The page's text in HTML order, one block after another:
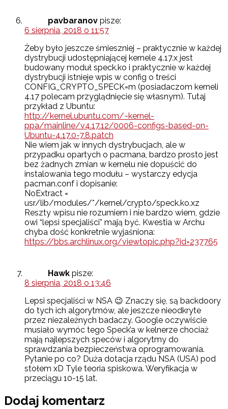
pavbaranov pisze:
6 sierpnia, 2018 o 11:57
Żeby było jeszcze śmieszniej – praktycznie w każdej
dystrybucji udostępniającej kernele 4.17.x jest
budowany moduł speck.ko i praktycznie w każdej
dystrybucji istnieje wpis w config o treści
CONFIG_CRYPTO_SPECK=m (posiadaczom kerneli
4.17 polecam przyglądnięcie się własnym). Tutaj
przykład z Ubuntu:
http://kernel.ubuntu.com/~kernel-
ppa/mainline/v4.17.12/0006-configs-based-on-
Ubuntu-4.17.0-7.8.patch
Nie wiem jak w innych dystrybucjach, ale w
przypadku opartych o pacmana, bardzo prosto jest
bez żadnych zmian w kernelu nie dopuścić do
instalowania tego modułu – wystarczy edycja
pacman.conf i dopisanie:
NoExtract =
usr/lib/modules/*/kernel/crypto/speck.ko.xz
Reszty wpisu nie rozumiem i nie bardzo wiem, gdzie
owi “lepsi specjaliści” mają być. Kwestia w Archu
chyba dość konkretnie wyjaśniona:
https://bbs.archlinux.org/viewtopic.php?id=237765
Hawk pisze:
8 sierpnia, 2018 o 13:46
Lepsi specjaliści w NSA 😉 Znaczy się, są backdoory
do tych ich algorytmów, ale jeszcze nieodkryte
przez niezależnych badaczy. Google oczywiście
musiało wymóc tego Speck’a w kelnerze chociaż
mają najlepszych speców i algorytmy do
sprawdzania bezpieczeństwa oprogramowania.
Pytanie po co? Duża dotacja rządu NSA (USA) pod
stołem xD Tyle teoria spiskowa. Weryfikacja w
przeciągu 10-15 lat.
Dodaj komentarz